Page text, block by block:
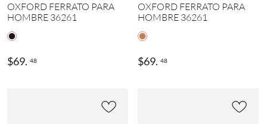
OXFORD FERRATO PARA
HOMBRE 36261
$69. 48
OXFORD FERRATO PARA
HOMBRE 36261
$69. 48